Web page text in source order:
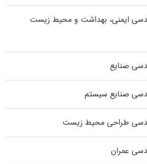
ایمنی، بهداشت و محیط زیست
صنایع
صنایع سیستم
طراحی محیط زیست
عمران